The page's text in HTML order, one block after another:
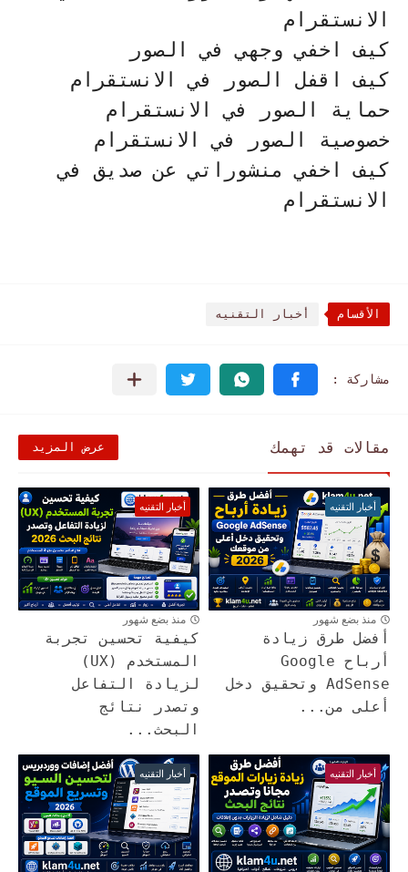
الانستقرام
كيف اخفي وجهي في الصور
كيف اقفل الصور في الانستقرام
حماية الصور في الانستقرام
خصوصية الصور في الانستقرام
كيف اخفي منشوراتي عن صديق في
الانستقرام
الأقسام أخبار التقنيه
مقالات قد تهمك عرض المزيد
أخبار التقنيه
منذ بضع شهور
أفضل طرق زيادة
أرباح Google
AdSense وتحقيق دخل
أعلى من...
أخبار التقنيه
منذ بضع شهور
كيفية تحسين تجربة
المستخدم (UX)
لزيادة التفاعل
وتصدر نتائج
البحث...
أخبار التقنيه أخبار التقنيه